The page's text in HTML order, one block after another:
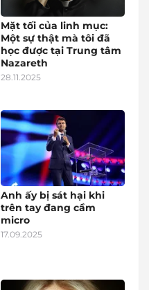
Mặt tối của linh mục:
Một sự thật mà tôi đã
học được tại Trung tâm
Nazareth
28.11.2025
Anh ấy bị sát hại khi
trên tay đang cầm
micro
17.09.2025